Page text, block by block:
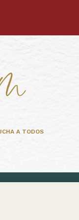
A TODOS